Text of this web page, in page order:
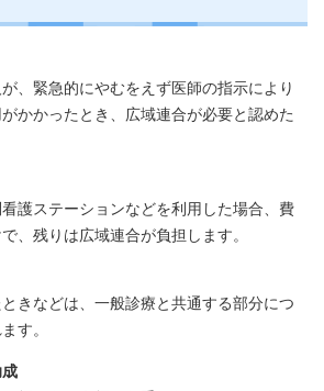
、緊急的にやむをえず医師の指示により
かかったとき、広域連合が必要と認めた
護ステーションなどを利用した場合、費
、残りは広域連合が負担します。
きなどは、一般診療と共通する部分につ
す。